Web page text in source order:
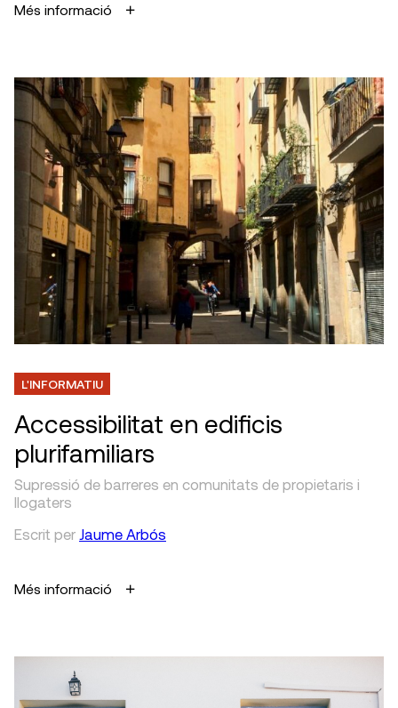
Més informació
L'INFORMATIU
Accessibilitat en edificis
plurifamiliars
Supressió de barreres en comunitats de propietaris i
llogaters
Escrit per Jaume Arbós
Més informació